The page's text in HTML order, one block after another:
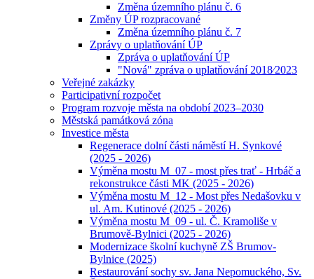
Změna územního plánu č. 6
Změny ÚP rozpracované
Změna územního plánu č. 7
Zprávy o uplatňování ÚP
Zpráva o uplatňování ÚP
"Nová" zpráva o uplatňování 2018⁄2023
Veřejné zakázky
Participativní rozpočet
Program rozvoje města na období 2023–2030
Městská památková zóna
Investice města
Regenerace dolní části náměstí H. Synkové
(2025 - 2026)
Výměna mostu M_07 - most přes trať - Hrbáč a
rekonstrukce části MK (2025 - 2026)
Výměna mostu M_12 - Most přes Nedašovku v
ul. Am. Kutinové (2025 - 2026)
Výměna mostu M_09 - ul. Č. Kramoliše v
Brumově-Bylnici (2025 - 2026)
Modernizace školní kuchyně ZŠ Brumov-
Bylnice (2025)
Restaurování sochy sv. Jana Nepomuckého, Sv.